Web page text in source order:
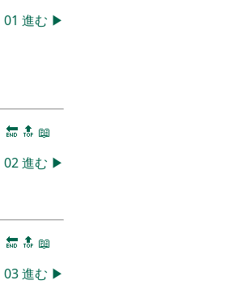
01 進む ▶
🔚 🔝 📖
02進む ▶
🔚 🔝 📖
03進む ▶